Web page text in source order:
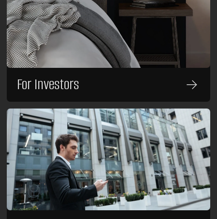
About Raido Group
Management
Raido.Moscow Forest
Hotels